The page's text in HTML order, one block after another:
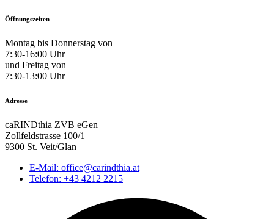
Öffnungszeiten
Montag bis Donnerstag von
7:30-16:00 Uhr
und Freitag von
7:30-13:00 Uhr
Adresse
caRINDthia ZVB eGen
Zollfeldstrasse 100/1
9300 St. Veit/Glan
E-Mail: office@carindthia.at
Telefon: +43 4212 2215